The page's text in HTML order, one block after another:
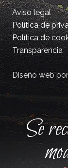
Aviso legal
Política de
Política de
Transparencia
Diseño web
Se